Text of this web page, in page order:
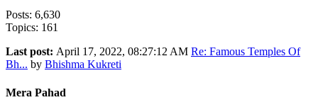
Posts: 6,630
Topics: 161
Last post: April 17, 2022, 08:27:12 AM Re: Famous Temples Of
Bh... by Bhishma Kukreti
Mera Pahad